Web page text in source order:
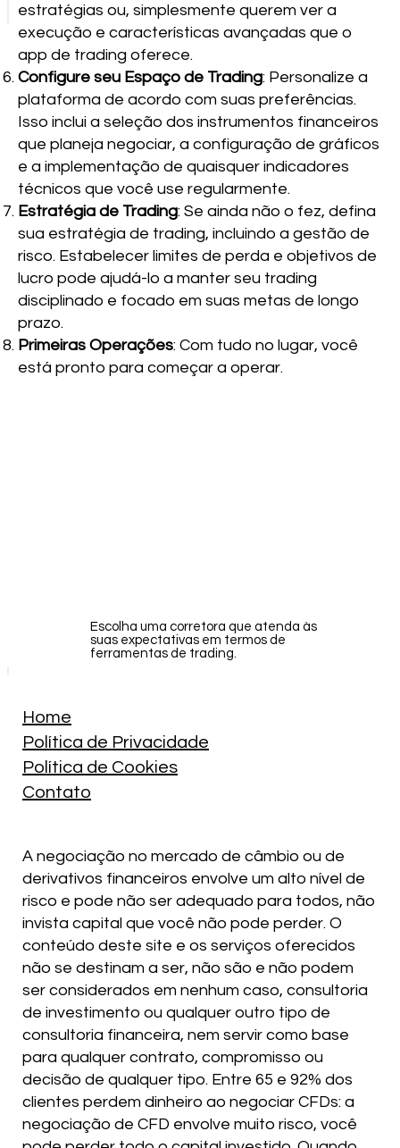
estratégias ou, simplesmente querem ver a
execução e características avançadas que o
app de trading oferece.
Configure seu Espaço de Trading: Personalize a
plataforma de acordo com suas preferências.
Isso inclui a seleção dos instrumentos financeiros
que planeja negociar, a configuração de gráficos
e a implementação de quaisquer indicadores
técnicos que você use regularmente.
Estratégia de Trading: Se ainda não o fez, defina
sua estratégia de trading, incluindo a gestão de
risco. Estabelecer limites de perda e objetivos de
lucro pode ajudá-lo a manter seu trading
disciplinado e focado em suas metas de longo
prazo.
Primeiras Operações: Com tudo no lugar, você
está pronto para começar a operar.
Escolha uma corretora que atenda às
suas expectativas em termos de
ferramentas de trading.
Home
Política de Privacidade
Política de Cookies
Contato
A negociação no mercado de câmbio ou de
derivativos financeiros envolve um alto nível de
risco e pode não ser adequado para todos, não
invista capital que você não pode perder. O
conteúdo deste site e os serviços oferecidos
não se destinam a ser, não são e não podem
ser considerados em nenhum caso, consultoria
de investimento ou qualquer outro tipo de
consultoria financeira, nem servir como base
para qualquer contrato, compromisso ou
decisão de qualquer tipo. Entre 65 e 92% dos
clientes perdem dinheiro ao negociar CFDs: a
negociação de CFD envolve muito risco, você